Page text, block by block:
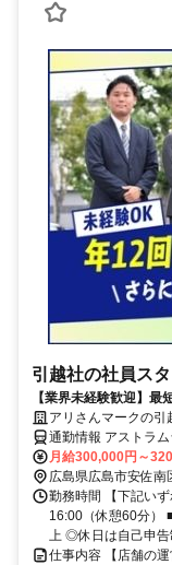
引越社の社員ス
【業界未経験歓迎】
回／その他手当など大
アリさんマークの引
通勤情報 アストラ
り
月給300,000円～
広島県広島市安佐南
勤務時間 【下記い
16:00（休憩60分）
上 ◎休日は自己申告
仕事内容 【店舗の